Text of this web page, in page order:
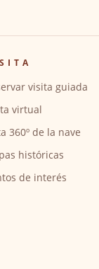
visita guiada
virtual
360º de la nave
históricas
de interés